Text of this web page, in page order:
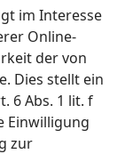
im Interesse
Online-
der von
Dies stellt ein
6 Abs. 1 lit. f
Einwilligung
zur